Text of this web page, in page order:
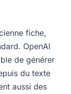
fiche,
OpenAI
de générer
du texte
aussi des